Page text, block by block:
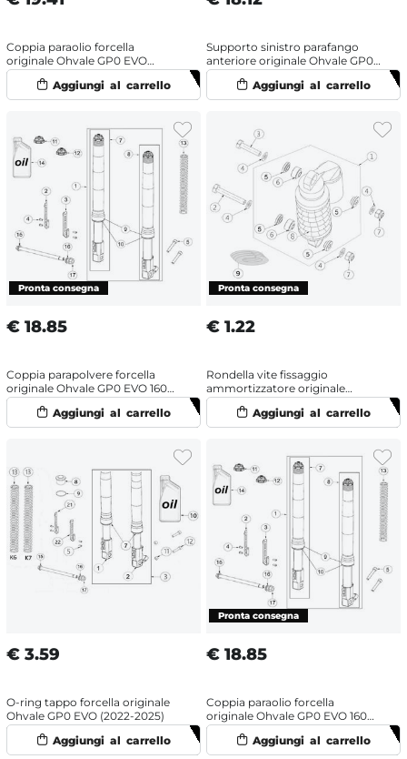
Coppia paraolio forcella
originale Ohvale GP0 EVO
(2022-2025)
Supporto sinistro parafango
anteriore originale Ohvale GP0
EVO (2022-2025)
€ 18.85
Coppia parapolvere forcella
originale Ohvale GP0 EVO 160
(2022-2025) OHRacing
€ 1.22
Rondella vite fissaggio
ammortizzatore originale
Ohvale GP0 EVO (2022-2025)
€ 3.59
O-ring tappo forcella originale
Ohvale GP0 EVO (2022-2025)
€ 18.85
Coppia paraolio forcella
originale Ohvale GP0 EVO 160
(2022-2025) OHRacing